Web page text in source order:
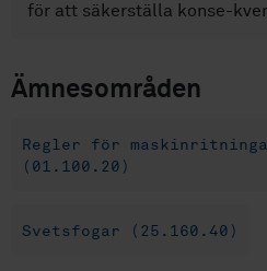
för att säkerställa konse-
Ämnesområden
Regler för
(01.100.20)
Svetsfogar (25.160.40)